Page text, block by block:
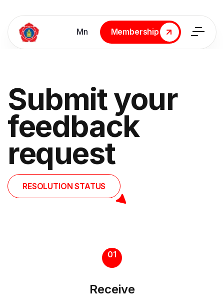
Мn
Membership
Membership
Submit your
feedback
request
RESOLUTION STATUS
01
Receive